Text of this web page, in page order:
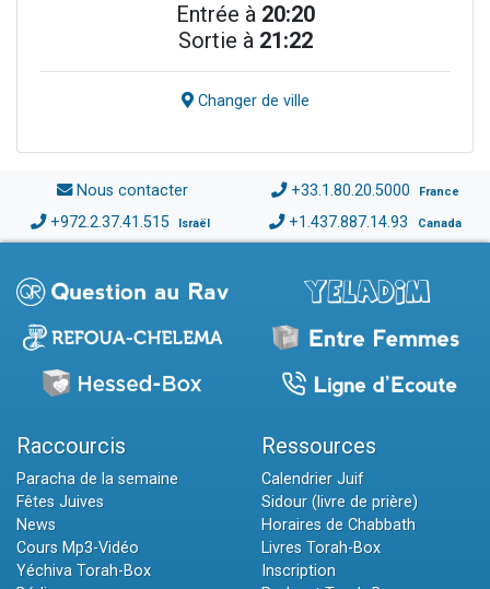
Entrée à 20:20
Sortie à 21:22
Changer de ville
Nous contacter +33.1.80.20.5000 France
+972.2.37.41.515 Israël +1.437.887.14.93 Canada
Raccourcis
Paracha de la semaine
Fêtes Juives
News
Cours Mp3-Vidéo
Yéchiva Torah-Box
Ressources
Calendrier Juif
Sidour (livre de prière)
Horaires de Chabbath
Livres Torah-Box
Inscription